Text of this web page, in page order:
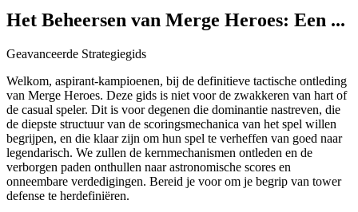
Het Beheersen van Merge Heroes: Een ...
Geavanceerde Strategiegids
Welkom, aspirant-kampioenen, bij de definitieve tactische ontleding
van Merge Heroes. Deze gids is niet voor de zwakkeren van hart of
de casual speler. Dit is voor degenen die dominantie nastreven, die
de diepste structuur van de scoringsmechanica van het spel willen
begrijpen, en die klaar zijn om hun spel te verheffen van goed naar
legendarisch. We zullen de kernmechanismen ontleden en de
verborgen paden onthullen naar astronomische scores en
onneembare verdedigingen. Bereid je voor om je begrip van tower
defense te herdefiniëren.